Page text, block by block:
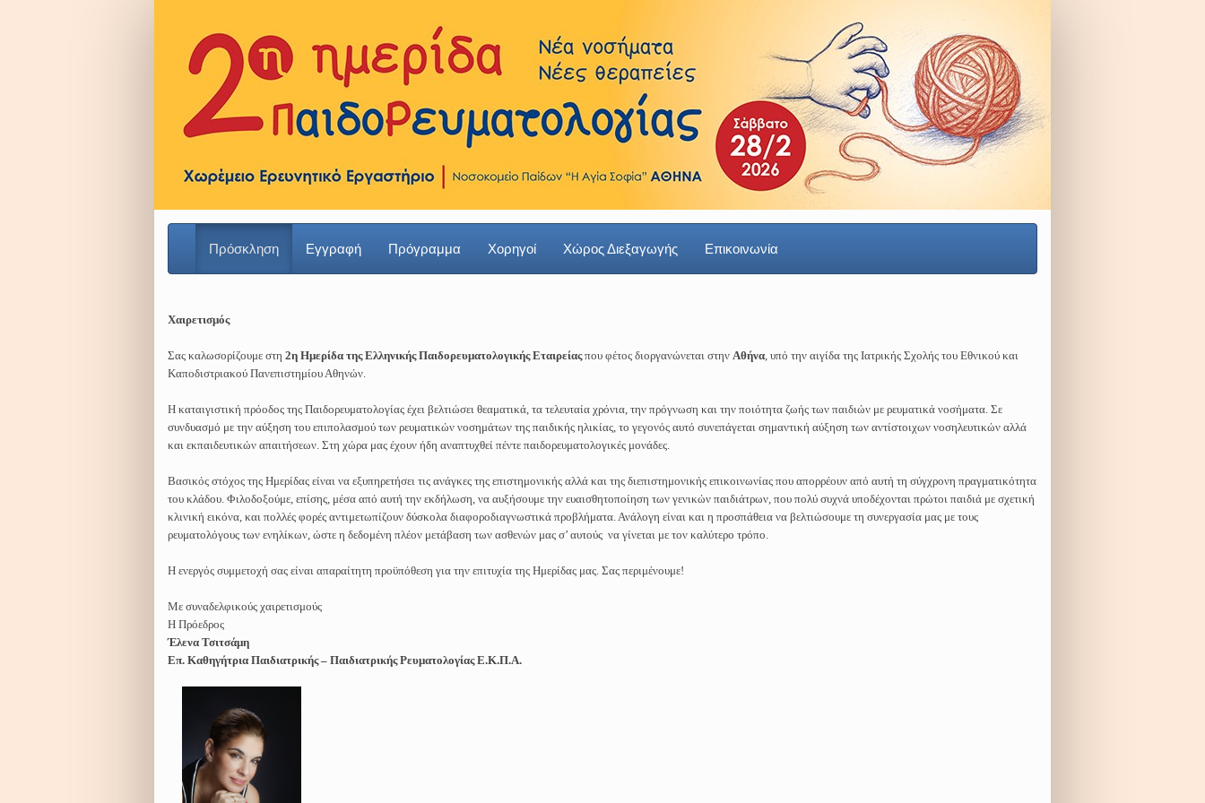
Πρόσκληση Εγγραφή Πρόγραμμα Χορηγοί Χώρος Διεξαγωγής Επικοινωνία
Χαιρετισμός
Σας καλωσορίζουμε στη 2η Ημερίδα της Ελληνικής Παιδορευματολογικής Εταιρείαςπου φέτος διοργανώνεται στην Αθήνα, υπό την αιγίδα της Ιατρικής Σχολής του Εθνικού και
Καποδιστριακού Πανεπιστημίου Αθηνών.
Η καταιγιστική πρόοδος της Παιδορευματολογίας έχει βελτιώσει θεαματικά, τα τελευταία χρόνια, την πρόγνωση και την ποιότητα ζωής των παιδιών με ρευματικά νοσήματα. Σε
συνδυασμό με την αύξηση του επιπολασμού των ρευματικών νοσημάτων της παιδικής ηλικίας, το γεγονός αυτό συνεπάγεται σημαντική αύξηση των αντίστοιχων νοσηλευτικών αλλά
και εκπαιδευτικών απαιτήσεων. Στη χώρα μας έχουν ήδη αναπτυχθεί πέντε παιδορευματολογικές μονάδες.
Βασικός στόχος της Ημερίδας είναι να εξυπηρετήσει τις ανάγκες της επιστημονικής αλλά και της διεπιστημονικής επικοινωνίας που απορρέουν από αυτή τη σύγχρονη πραγματικότητα
του κλάδου. Φιλοδοξούμε, επίσης, μέσα από αυτή την εκδήλωση, να αυξήσουμε την ευαισθητοποίηση των γενικών παιδιάτρων, που πολύ συχνά υποδέχονται πρώτοι παιδιά με σχετική
κλινική εικόνα, και πολλές φορές αντιμετωπίζουν δύσκολα διαφοροδιαγνωστικά προβλήματα. Ανάλογη είναι και η προσπάθεια να βελτιώσουμε τη συνεργασία μας με τους
ρευματολόγους των ενηλίκων, ώστε η δεδομένη πλέον μετάβαση των ασθενών μας σ’ αυτούς να γίνεται με τον καλύτερο τρόπο.
Η ενεργός συμμετοχή σας είναι απαραίτητη προϋπόθεση για την επιτυχία της Ημερίδας μας. Σας περιμένουμε!
Με συναδελφικούς χαιρετισμούς
Η Πρόεδρος
Έλενα Τσιτσάμη
Επ. Καθηγήτρια Παιδιατρικής – Παιδιατρικής Ρευματολογίας Ε.Κ.Π.Α.